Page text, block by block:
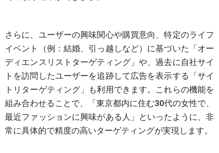
さらに、ユーザーの興味関心や購買意向、特定のライフ
イベント（例：結婚、引っ越しなど）に基づいた「オー
ディエンスリストターゲティング」や、過去に自社サイ
トを訪問したユーザーを追跡して広告を表示する「サイ
トリターゲティング」も利用できます。これらの機能を
組み合わせることで、「東京都内に住む30代の女性で、
最近ファッションに興味がある人」といったように、非
常に具体的で精度の高いターゲティングが実現します。